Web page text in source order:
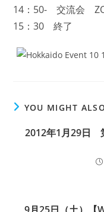
14：50- 交流会
15：30 終了
YOU MIGHT
2012年1月29日